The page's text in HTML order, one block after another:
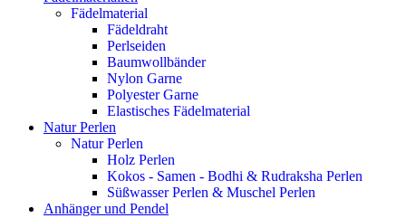
Fädelmaterial
Fädeldraht
Perlseiden
Baumwollbänder
Nylon Garne
Polyester Garne
Elastisches Fädelmaterial
Natur Perlen
Natur Perlen
Holz Perlen
Kokos - Samen - Bodhi & Rudraksha Perlen
Süßwasser Perlen & Muschel Perlen
Anhänger und Pendel